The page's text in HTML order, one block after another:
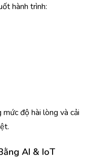
hành trình:
độ hài lòng và cải
AI & IoT